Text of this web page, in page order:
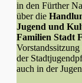
in den Fürther
über die
Jugend und
Familien Stadt
der
auch in der